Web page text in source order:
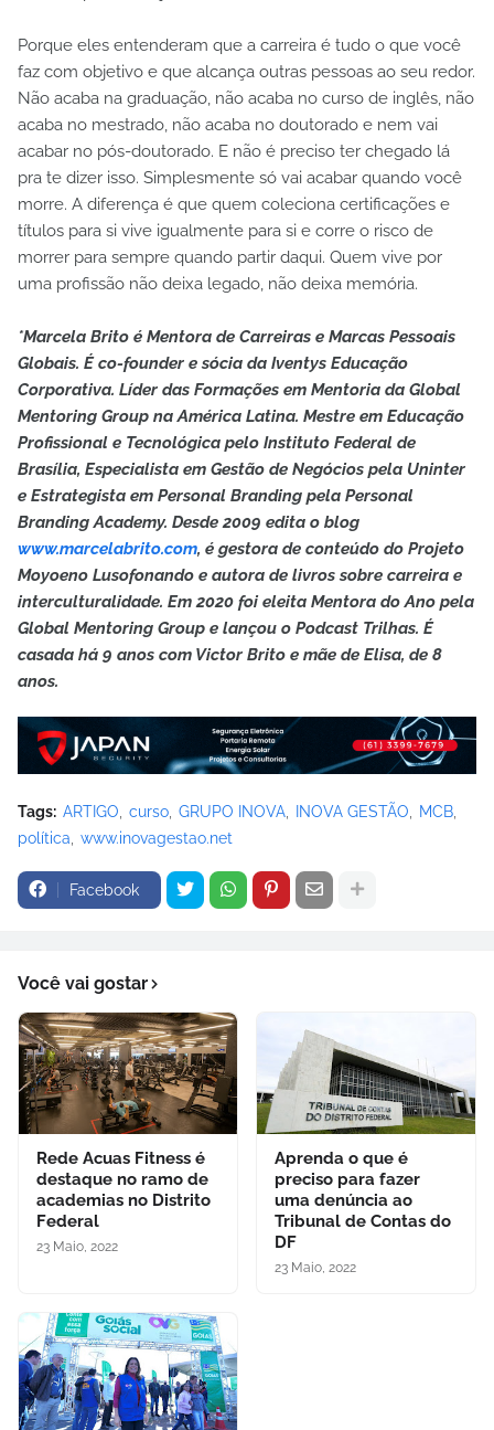
Porque eles entenderam que a carreira é tudo o que você
faz com objetivo e que alcança outras pessoas ao seu redor.
Não acaba na graduação, não acaba no curso de inglês, não
acaba no mestrado, não acaba no doutorado e nem vai
acabar no pós-doutorado. E não é preciso ter chegado lá
pra te dizer isso. Simplesmente só vai acabar quando você
morre. A diferença é que quem coleciona certificações e
títulos para si vive igualmente para si e corre o risco de
morrer para sempre quando partir daqui. Quem vive por
uma profissão não deixa legado, não deixa memória.
*Marcela Brito é Mentora de Carreiras e Marcas Pessoais
Globais. É co-founder e sócia da Iventys Educação
Corporativa. Líder das Formações em Mentoria da Global
Mentoring Group na América Latina. Mestre em Educação
Profissional e Tecnológica pelo Instituto Federal de
Brasília, Especialista em Gestão de Negócios pela Uninter
e Estrategista em Personal Branding pela Personal
Branding Academy. Desde 2009 edita o blog
www.marcelabrito.com, é gestora de conteúdo do Projeto
Moyoeno Lusofonando e autora de livros sobre carreira e
interculturalidade. Em 2020 foi eleita Mentora do Ano pela
Global Mentoring Group e lançou o Podcast Trilhas. É
casada há 9 anos com Victor Brito e mãe de Elisa, de 8
anos.
Tags: ARTIGO curso GRUPO INOVA INOVA GESTÃO
MCB
política
www.inovagestao.net
Facebook
Você vai gostar
Rede Acuas Fitness é
destaque no ramo de
academias no Distrito
Federal
23 Maio, 2022
Aprenda o que é
preciso para fazer
uma denúncia ao
Tribunal de Contas do
DF
23 Maio, 2022